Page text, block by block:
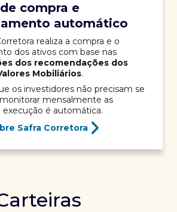
compra e
automático
realiza a compra e o
dos ativos com base nas
dos recomendações dos
Mobiliários.
os investidores não precisam se
mensalmente as
execução é automática.
Safra Corretora